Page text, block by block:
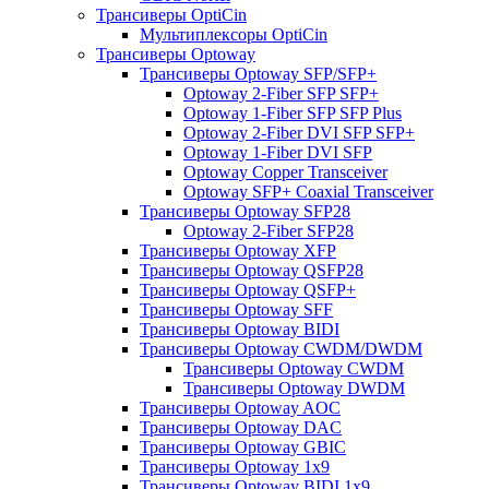
Трансиверы OptiCin
Мультиплексоры OptiCin
Трансиверы Optoway
Трансиверы Optoway SFP/SFP+
Optoway 2-Fiber SFP SFP+
Optoway 1-Fiber SFP SFP Plus
Optoway 2-Fiber DVI SFP SFP+
Optoway 1-Fiber DVI SFP
Optoway Copper Transceiver
Optoway SFP+ Coaxial Transceiver
Трансиверы Optoway SFP28
Optoway 2-Fiber SFP28
Трансиверы Optoway XFP
Трансиверы Optoway QSFP28
Трансиверы Optoway QSFP+
Трансиверы Optoway SFF
Трансиверы Optoway BIDI
Трансиверы Optoway CWDM/DWDM
Трансиверы Optoway CWDM
Трансиверы Optoway DWDM
Трансиверы Optoway AOC
Трансиверы Optoway DAC
Трансиверы Optoway GBIC
Трансиверы Optoway 1х9